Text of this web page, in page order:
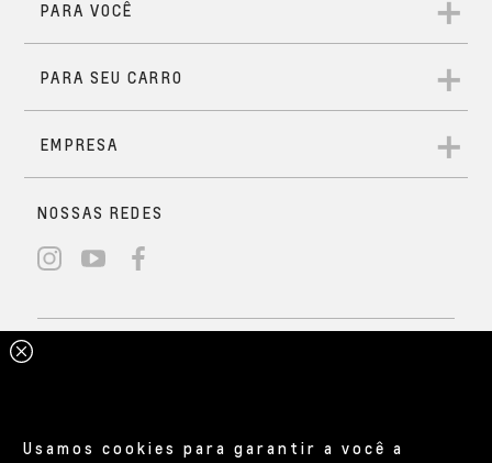
Usamos cookies para garantir a você a